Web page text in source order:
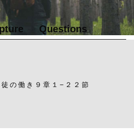
Questions
徒の働き９章１−２２節